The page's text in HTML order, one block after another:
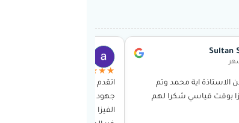
Sultan
الاستاذة اية محمد وتم
بوقت قياسي شكرا لهم
★★★★★
اتقدم اليكم بشكري وتقديري على
جهود رائعة في مساعدتي في
الفيزا منذ اول لقاء مع الاستاذة اية